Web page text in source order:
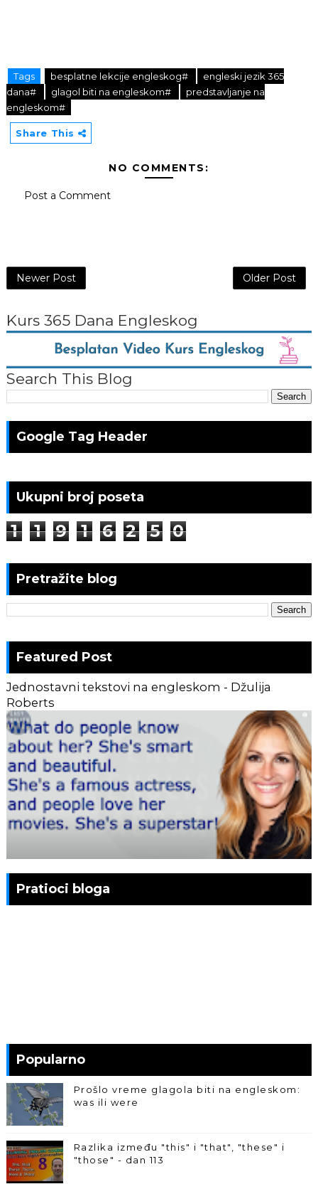
Tags besplatne lekcije engleskog#
engleski jezik 365
dana#
glagol biti na engleskom#
predstavljanje na
engleskom#
Share This
NO COMMENTS:
Post a Comment
Newer Post Older Post
Kurs 365 Dana Engleskog
Search This Blog
Google Tag Header
Ukupni broj poseta
1 1 9 1 6 2 5 0
Pretražite blog
Featured Post
Jednostavni tekstovi na engleskom - Džulija
Roberts
Pratioci bloga
Popularno
Prošlo vreme glagola biti na engleskom:
was ili were
Razlika između "this" i "that", "these" i
"those" - dan 113